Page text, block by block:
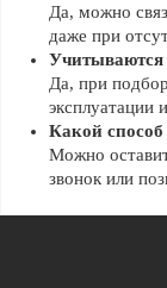
Да, можно
даже при
Учитываются
Да, при
эксплуатации
Какой способ
Можно
звонок или